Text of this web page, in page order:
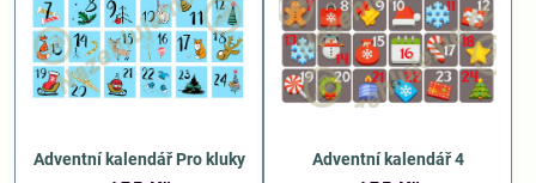
Adventní kalendář Pro kluky Adventní kalendář 4